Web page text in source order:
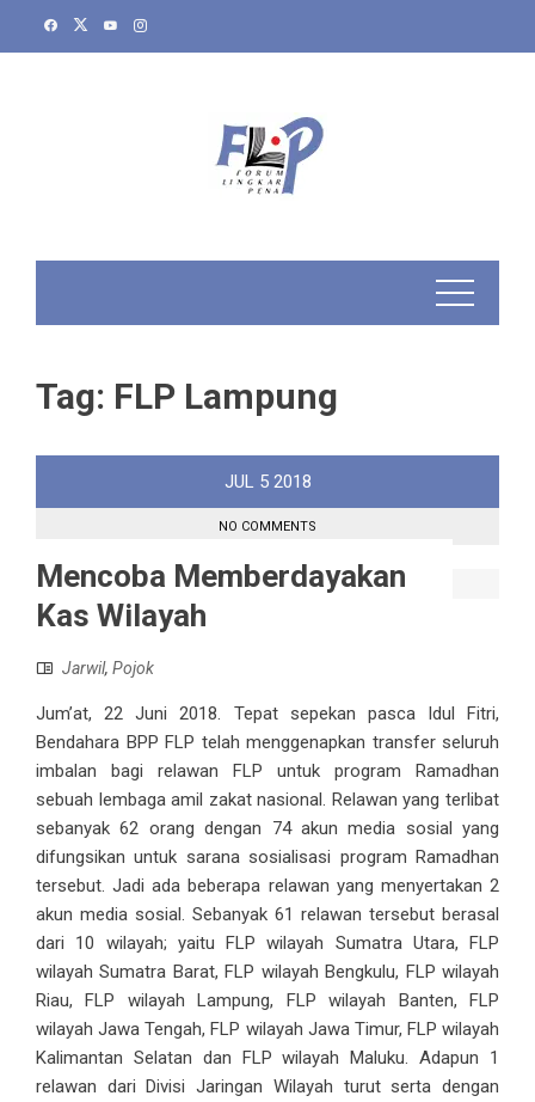
Tag: FLP Lampung
JUL 5 2018
NO COMMENTS
Mencoba Memberdayakan
Kas Wilayah
Jarwil, Pojok
Jum’at, 22 Juni 2018. Tepat sepekan pasca Idul Fitri,
Bendahara BPP FLP telah menggenapkan transfer seluruh
imbalan bagi relawan FLP untuk program Ramadhan
sebuah lembaga amil zakat nasional. Relawan yang terlibat
sebanyak 62 orang dengan 74 akun media sosial yang
difungsikan untuk sarana sosialisasi program Ramadhan
tersebut. Jadi ada beberapa relawan yang menyertakan 2
akun media sosial. Sebanyak 61 relawan tersebut berasal
dari 10 wilayah; yaitu FLP wilayah Sumatra Utara, FLP
wilayah Sumatra Barat, FLP wilayah Bengkulu, FLP wilayah
Riau, FLP wilayah Lampung, FLP wilayah Banten, FLP
wilayah Jawa Tengah, FLP wilayah Jawa Timur, FLP wilayah
Kalimantan Selatan dan FLP wilayah Maluku. Adapun 1
relawan dari Divisi Jaringan Wilayah turut serta dengan